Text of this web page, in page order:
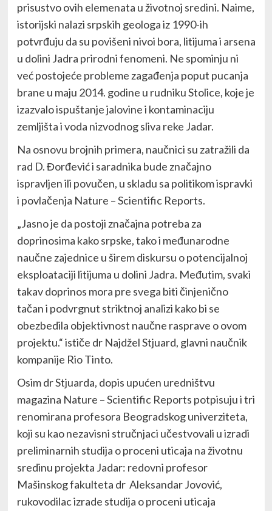
prisustvo ovih elemenata u životnoj sredini. Naime,
istorijski nalazi srpskih geologa iz 1990-ih
potvrđuju da su povišeni nivoi bora, litijuma i arsena
u dolini Jadra prirodni fenomeni. Ne spominju ni
već postojeće probleme zagađenja poput pucanja
brane u maju 2014. godine u rudniku Stolice, koje je
izazvalo ispuštanje jalovine i kontaminaciju
zemljišta i voda nizvodnog sliva reke Jadar.
Na osnovu brojnih primera, naučnici su zatražili da
rad D. Đorđević i saradnika bude značajno
ispravljen ili povučen, u skladu sa politikom ispravki
i povlačenja Nature – Scientific Reports.
„Jasno je da postoji značajna potreba za
doprinosima kako srpske, tako i međunarodne
naučne zajednice u širem diskursu o potencijalnoj
eksploataciji litijuma u dolini Jadra. Međutim, svaki
takav doprinos mora pre svega biti činjenično
tačan i podvrgnut striktnoj analizi kako bi se
obezbedila objektivnost naučne rasprave o ovom
projektu.“ ističe dr Najdžel Stjuard, glavni naučnik
kompanije Rio Tinto.
Osim dr Stjuarda, dopis upućen uredništvu
magazina Nature – Scientific Reports potpisuju i tri
renomirana profesora Beogradskog univerziteta,
koji su kao nezavisni stručnjaci učestvovali u izradi
preliminarnih studija o proceni uticaja na životnu
sredinu projekta Jadar: redovni profesor
Mašinskog fakulteta dr Aleksandar Jovović,
rukovodilac izrade studija o proceni uticaja